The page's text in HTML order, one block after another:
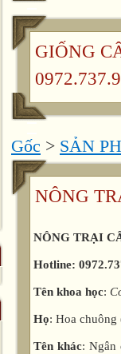
GIỐNG
Gốc > SẢN
NÔNG
NÔNG TRẠI
Hotline:
Tên khoa học:
Họ: Hoa chuông
Tên khác: Ngân